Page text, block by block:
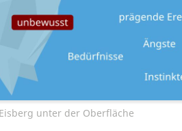
Eisberg unter der Oberfläche